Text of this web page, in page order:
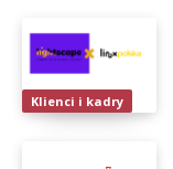
Klienci i kadry